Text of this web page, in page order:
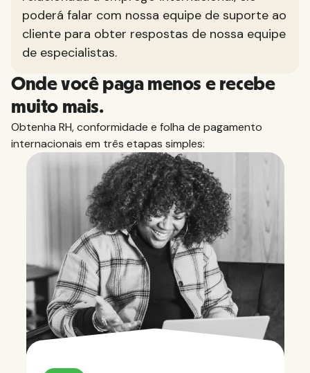
poderá falar com nossa equipe de suporte ao
cliente para obter respostas de nossa equipe
de especialistas.
Onde você paga menos e recebe
muito mais.
Obtenha RH, conformidade e folha de pagamento
internacionais em três etapas simples: